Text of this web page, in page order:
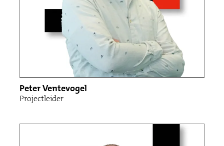
Peter Ventevogel
Projectleider